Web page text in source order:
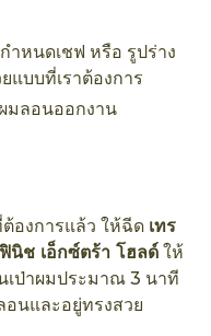
ำหนดเชฟ หรือ รูปร่าง
แบบที่เราต้องการ
องการแล้ว ให้ฉีด เทร
นิช เอ็กซ์ตร้า โฮลด์ ให้
เป่าผมประมาณ 3 นาที
อนและอยู่ทรงสวย